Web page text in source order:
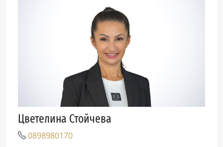
Цветелина Стойчева
0898980170